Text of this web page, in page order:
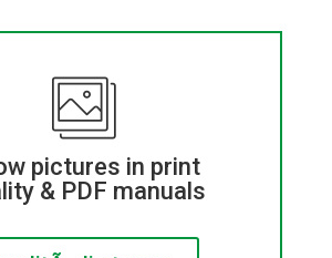
pictures in print
& PDF manuals